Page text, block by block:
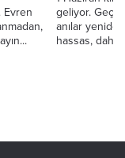
Evren
geliyor.
anılar
hassas, daha